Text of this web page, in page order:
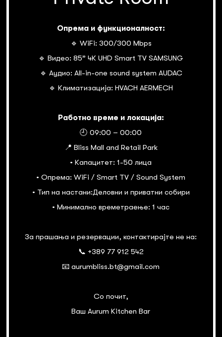
Опрема и функционалност:
🔹 WiFi: 300/300 Mbps
🔹 Видео: 85” 4К UHD Smart TV SAMSUNG
🔹 Аудио: All-in-one sound system AUDAC
🔹 Климатизација: HVACH AERMECH
Работно време и локација:
🕘 09:00 – 00:00
📍 Bliss Mall and Retail Park
• Капацитет: 1-50 лица
• Опрема: WiFi / Smart TV / Sound System
• Тип на настани:Деловни и приватни собири
• Минимално времетраење: 1 час
За прашања и резервации, контактирајте не на:
📞 +389 77 912 542
📧 aurumbliss.bt@gmail.com
Со почит,
Ваш Aurum Kitchen Bar